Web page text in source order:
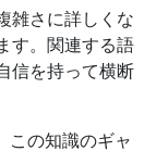
雑さに詳しくな
す。関連する語
信を持って横断
の知識のギャ